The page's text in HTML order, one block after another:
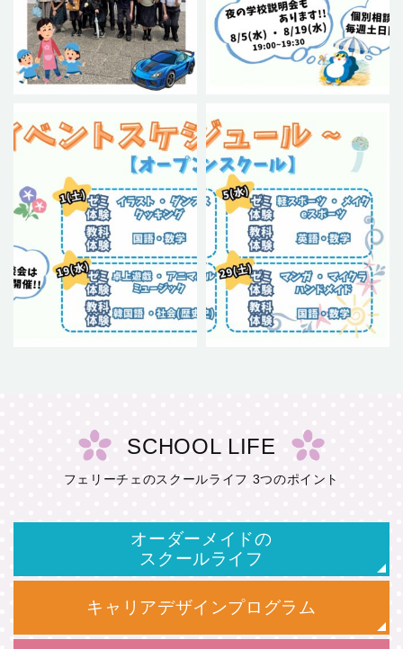
SCHOOL LIFE
フェリーチェのスクールライフ 3つのポイント
オーダーメイドの
スクールライフ
キャリアデザインプログラム